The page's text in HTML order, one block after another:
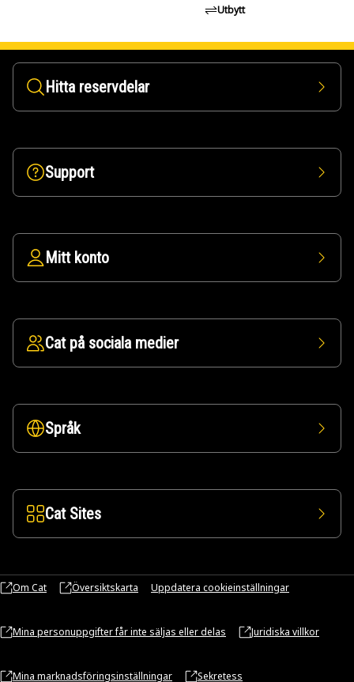
Utbytt
Hitta reservdelar
Support
Mitt konto
Cat på sociala medier
Språk
Cat Sites
Om Cat Översiktskarta Uppdatera cookieinställningar
Mina personuppgifter får inte säljas eller delas Juridiska villkor
Mina marknadsföringsinställningar Sekretess